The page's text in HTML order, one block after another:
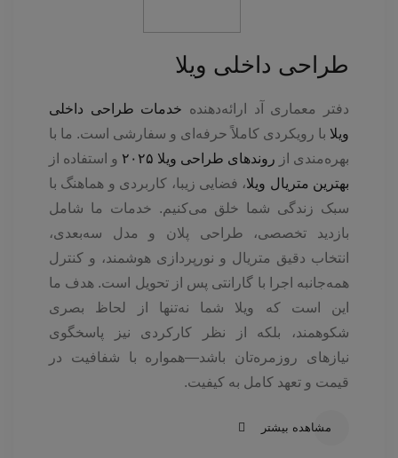
طراحی داخلی ویلا
دفتر معماری آد ارائه‌دهنده خدمات طراحی داخلی
ویلا با رویکردی کاملاً حرفه‌ای و سفارشی است. ما با
بهره‌مندی از روندهای طراحی ویلا ۲۰۲۵
و استفاده از
بهترین متریال ویلا، فضایی زیبا، کاربردی و هماهنگ با
سبک زندگی شما خلق می‌کنیم. خدمات ما شامل
بازدید تخصصی، طراحی پلان و مدل سه‌بعدی،
انتخاب دقیق متریال و نورپردازی هوشمند، و کنترل
همه‌جانبه اجرا با گارانتی پس از تحویل است. هدف ما
این است که ویلا شما نه‌تنها از لحاظ بصری
شکوهمند، بلکه از نظر کارکردی نیز پاسخگوی
نیازهای روزمره‌تان باشد—همواره با شفافیت در
قیمت و تعهد کامل به کیفیت.
مشاهده بیشتر